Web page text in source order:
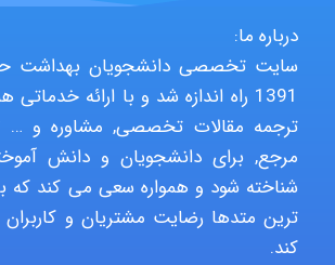
درباره ما:
سایت تخصصی دانشجویان بهداشت
1391 راه اندازه شد و با ارائه
ترجمه مقالات تخصصی, مشاوره و …
مرجع, برای دانشجویان و دانش
شناخته شود و همواره سعی می کند که با
ترین متدها رضایت مشتریان و کاربران
کند.